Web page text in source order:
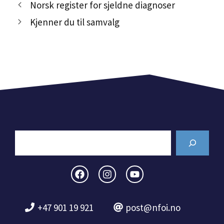
Norsk register for sjeldne diagnoser
Kjenner du til samvalg
+47 901 19 921 post@nfoi.no